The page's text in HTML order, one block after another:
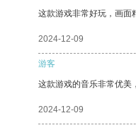
这款游戏非常好玩，画面
2024-12-09
游客
这款游戏的音乐非常优美
2024-12-09